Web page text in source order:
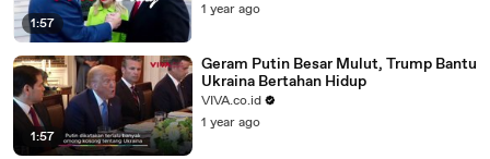
1:57
1 year ago
1:57
Geram Putin Besar Mulut, Trump Bantu
Ukraina Bertahan Hidup
VIVA.co.id
1 year ago